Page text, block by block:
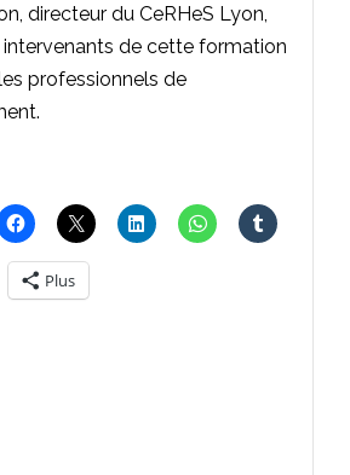
directeur du CeRHeS Lyon,
intervenants de cette formation
professionnels de
Plus